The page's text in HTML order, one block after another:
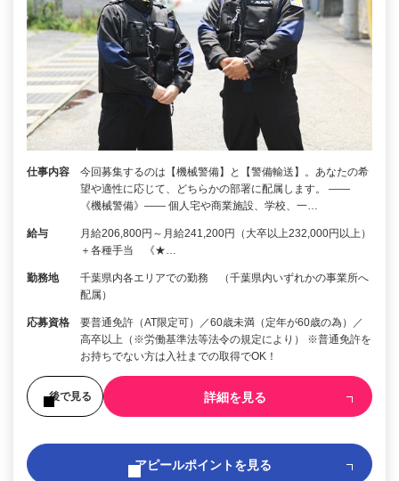
仕事内容
今回募集するのは【機械警備】と【警備輸送】。あなたの希
望や適性に応じて、どちらかの部署に配属します。 ――
《機械警備》―― 個人宅や商業施設、学校、一…
給与
月給206,800円～月給241,200円（大卒以上232,000円以上）
＋各種手当 《★…
勤務地
千葉県内各エリアでの勤務 （千葉県内いずれかの事業所へ
配属）
応募資格
要普通免許（AT限定可）／60歳未満（定年が60歳の為）／
高卒以上（※労働基準法等法令の規定により） ※普通免許を
お持ちでない方は入社までの取得でOK！
後で見る 詳細を見る
アピールポイントを見る